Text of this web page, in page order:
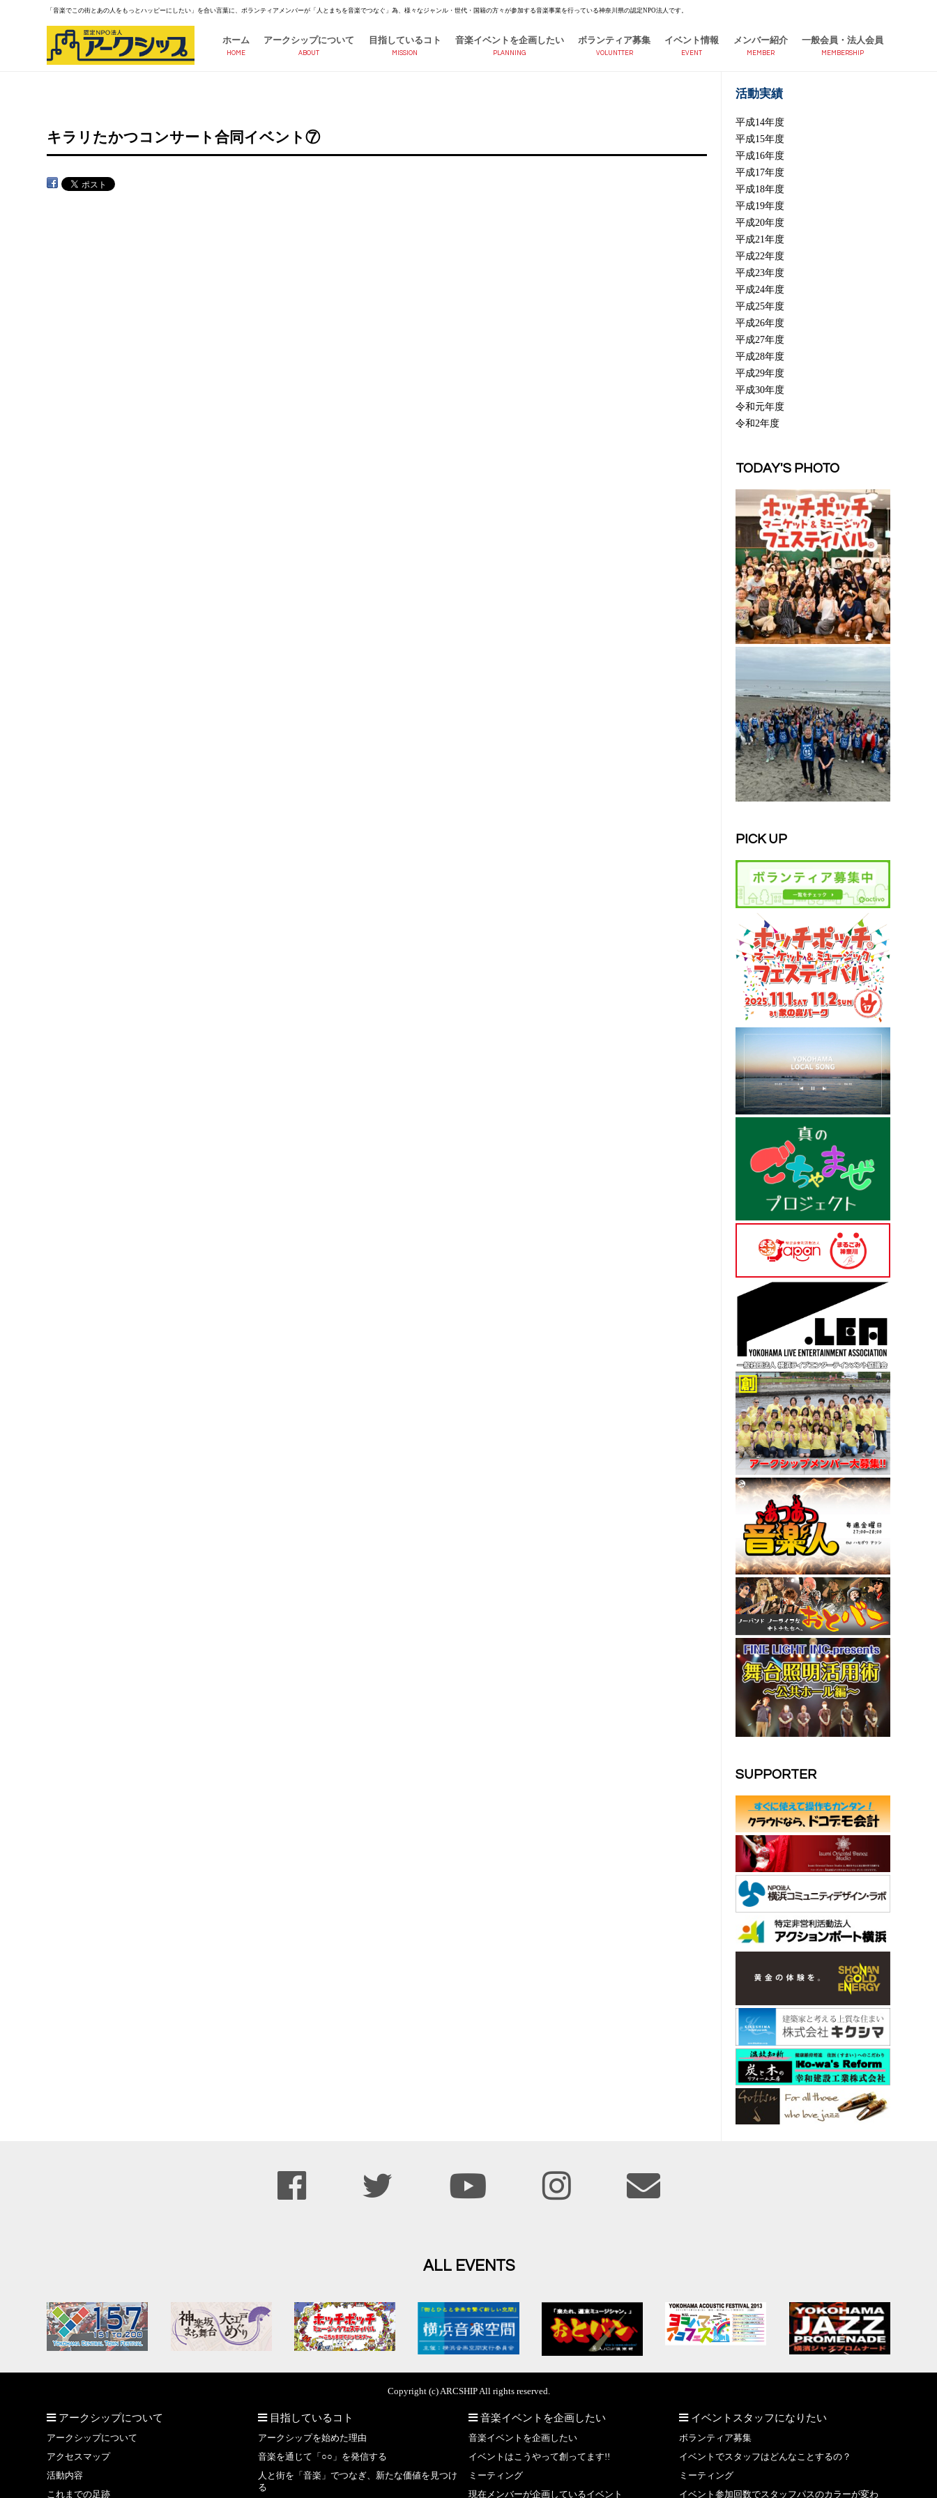
「音楽でこの街とあの人をもっとハッピーにしたい」を合い言葉に、ボランティアメンバーが「人とまちを音楽でつなぐ」為、様々なジャンル・世代・国籍の方々が参加する音楽事業を行っている神奈川県の認定NPO法人です。
ホーム
HOME
アークシップについて
ABOUT
目指しているコト
MISSION
音楽イベントを企画したい
PLANNING
ボランティア募集
VOLUNTTER
イベント情報
EVENT
メンバー紹介
MEMBER
一般会員・法人会員
MEMBERSHIP
キラリたかつコンサート合同イベント⑦
活動実績
平成14年度
平成15年度
平成16年度
平成17年度
平成18年度
平成19年度
平成20年度
平成21年度
平成22年度
平成23年度
平成24年度
平成25年度
平成26年度
平成27年度
平成28年度
平成29年度
平成30年度
令和元年度
令和2年度
TODAY'S PHOTO
PICK UP
SUPPORTER
ALL EVENTS
Copyright (c) ARCSHIP All rights reserved.
アークシップについて
アークシップについて
アクセスマップ
活動内容
これまでの足跡
目指しているコト
アークシップを始めた理由
音楽を通じて「○○」を発信する
人と街を「音楽」でつなぎ、新たな価値を見つけ
る
音楽イベントを企画したい
音楽イベントを企画したい
イベントはこうやって創ってます!!
ミーティング
現在メンバーが企画しているイベント
イベントスタッフになりたい
ボランティア募集
イベントでスタッフはどんなことするの？
ミーティング
イベント参加回数でスタッフパスのカラーが変わ